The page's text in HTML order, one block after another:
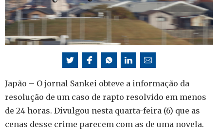
Japão – O jornal Sankei obteve a informação da
resolução de um caso de rapto resolvido em menos
de 24 horas. Divulgou nesta quarta-feira (6) que as
cenas desse crime parecem com as de uma novela.